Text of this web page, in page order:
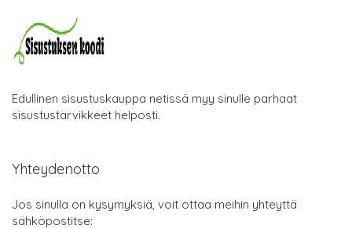
Edullinen sisustuskauppa netissä myy sinulle parhaat
sisustustarvikkeet helposti.
Yhteydenotto
Jos sinulla on kysymyksiä, voit ottaa meihin yhteyttä
sähköpostitse: